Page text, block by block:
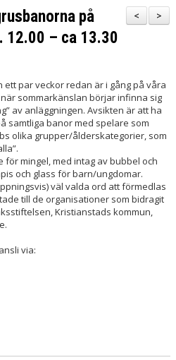
>
<
på
12.00 – ca 13.30
par veckor redan är i gång på våra
sommarkänslan börjar infinna sig
av anläggningen. Avsikten är att ha
samtliga banor med spelare som
olika grupper/ålderskategorier, som
mingel, med intag av bubbel och
och glass för barn/ungdomar.
väl valda ord att förmedlas
till de organisationer som bidragit
Kristianstads kommun,
via: